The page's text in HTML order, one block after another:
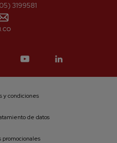
Enviar
3199581
y condiciones
de datos
promocionales